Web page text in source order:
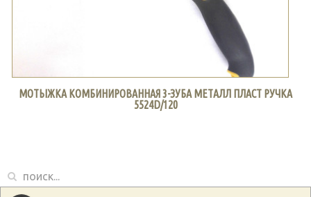
МОТЫЖКА КОМБИНИРОВАННАЯ 3-ЗУБА МЕТАЛЛ ПЛАСТ РУЧКА
5524D/120